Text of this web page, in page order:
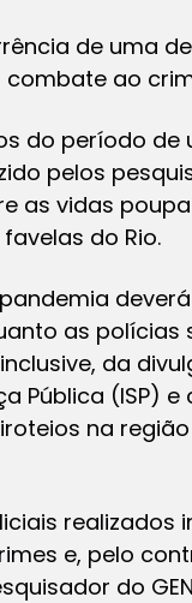
de uma
combate ao
do período de
pelos
as vidas
do Rio.
as
da
Pública (ISP) e
na região
realizados
e, pelo
do